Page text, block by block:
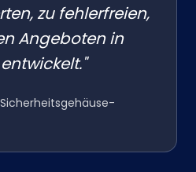
zu fehlerfreien,
Angeboten in